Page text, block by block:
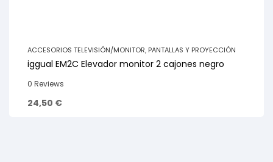
ACCESORIOS TELEVISIÓN/MONITOR, PANTALLAS Y PROYECCIÓN
iggual EM2C Elevador monitor 2 cajones negro
0 Reviews
24,50 €